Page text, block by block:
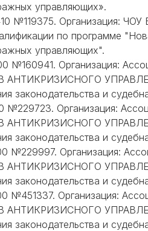
управляющих».
№119375. Организация:
по программе
управляющих".
№160941. Организация:
законодательства и
№229723. Организация:
законодательства и
№229997. Организация:
законодательства и
№451337. Организация:
законодательства и